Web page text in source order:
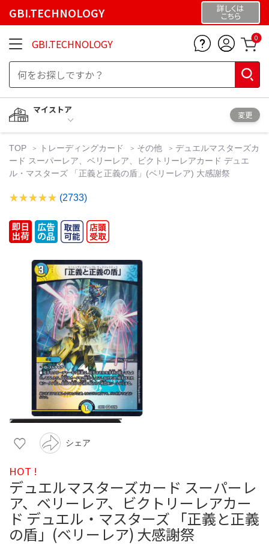
GBI.TECHNOLOGY 詳しくは
こちら
GBI.TECHNOLOGY 0
マイストア
変更
TOP トレーディングカード その他
デュエルマスターズカ
ード スーパーレア、ベリーレア、ビクトリーレアカード デュエ
ル・マスターズ 「正義と正義の盾」(ベリーレア) 大感謝祭
(2733)
シェア
HOT !
デュエルマスターズカード スーパーレ
ア、ベリーレア、ビクトリーレアカー
ド デュエル・マスターズ 「正義と正義
の盾」(ベリーレア) 大感謝祭